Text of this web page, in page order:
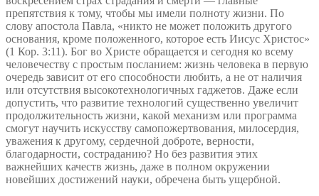
препятствия к тому, чтобы мы имели полноту жизни. По
слову апостола Павла, «никто не может положить другого
основания, кроме положенного, которое есть Иисус Христос»
(1 Кор. 3:11). Бог во Христе обращается и сегодня ко всему
человечеству с простым посланием: жизнь человека в первую
очередь зависит от его способности любить, а не от наличия
или отсутствия высокотехнологичных гаджетов. Даже если
допустить, что развитие технологий существенно увеличит
продолжительность жизни, какой механизм или программа
смогут научить искусству самопожертвования, милосердия,
уважения к другому, сердечной доброте, верности,
благодарности, состраданию? Но без развития этих
важнейших качеств жизнь, даже в полном окружении
новейших достижений науки, обречена быть ущербной.